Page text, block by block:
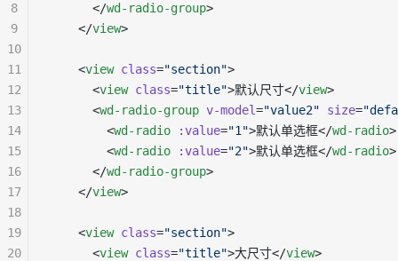
      </
wd-radio-group>
    </
view>
    <
view class="section">
      <
view class="title">默认尺寸</view>
      <
wd-radio-group v-model="value2" size=
        <
wd-radio :value="1">默认单选框</wd-radio>
        <
wd-radio :value="2">默认单选框</wd-radio>
      </
wd-radio-group>
    </
view>
    <
view class="section">
      <
view class="title">大尺寸</view>
8
9
10
11
12
13
14
15
16
17
18
19
20